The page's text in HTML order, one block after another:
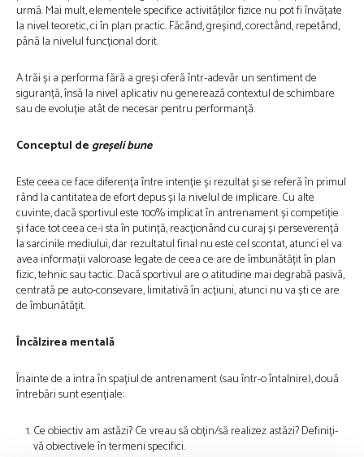
urmă. Mai mult, elementele specifice activităților fizice nu pot fi învățate
la nivel teoretic, ci în plan practic. Făcând, greșind, corectând, repetând,
până la nivelul funcțional dorit.
A trăi și a performa fără a greși oferă într-adevăr un sentiment de
siguranță, însă la nivel aplicativ nu generează contextul de schimbare
sau de evoluție atât de necesar pentru performanță.
Conceptul degreșeli bune
Este ceea ce face diferența între intenție și rezultat și se referă în primul
rând la cantitatea de efort depus și la nivelul de implicare. Cu alte
cuvinte, dacă sportivul este 100% implicat în antrenament și competiție
și face tot ceea ce-i sta în putință, reacționând cu curaj și perseverență
la sarcinile mediului, dar rezultatul final nu este cel scontat, atunci el va
avea informații valoroase legate de ceea ce are de îmbunătățit în plan
fizic, tehnic sau tactic. Dacă sportivul are o atitudine mai degrabă pasivă,
centrată pe auto-consevare, limitativă în acțiuni, atunci nu va ști ce are
de îmbunătățit.
Încălzirea mentală
Înainte de a intra în spațiul de antrenament (sau într-o întalnire), două
întrebări sunt esențiale:
Ce obiectiv am astăzi? Ce vreau să obțin/să realizez astăzi? Definiți-
vă obiectivele în termeni specifici.